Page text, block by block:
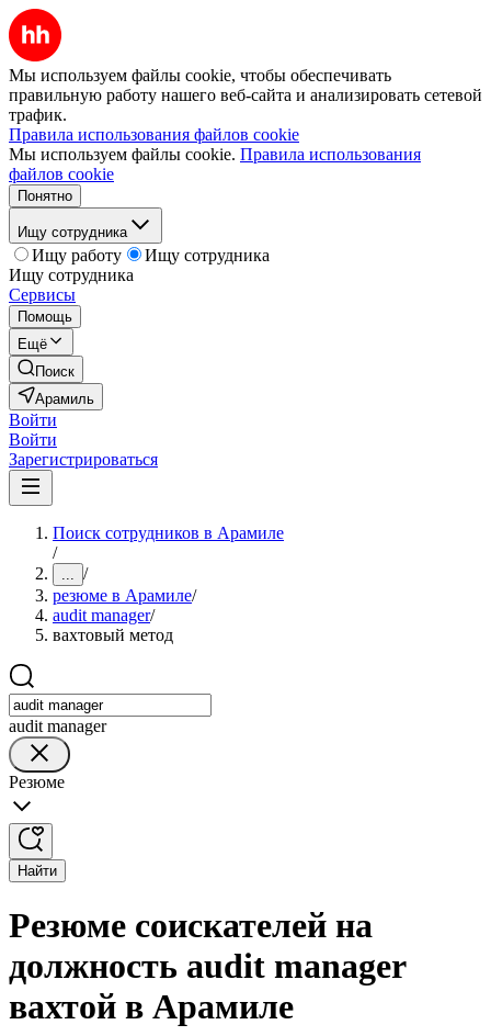
Мы используем файлы cookie, чтобы обеспечивать
правильную работу нашего веб-сайта и анализировать сетевой
трафик.
Правила использования файлов cookie
Мы используем файлы cookie. Правила использования
файлов cookie
Понятно
Ищу сотрудника
Ищу работу
Ищу сотрудника
Ищу сотрудника
Сервисы
Помощь
Ещё
Поиск
Арамиль
Войти
Войти
Зарегистрироваться
Поиск сотрудников в Арамиле
/
... /
резюме в Арамиле/
audit manager/
вахтовый метод
audit manager
Резюме
Найти
Резюме соискателей на
должность audit manager
вахтой в Арамиле